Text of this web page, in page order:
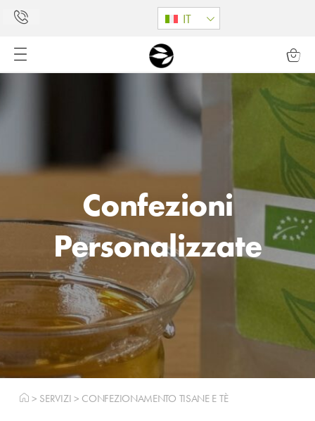
IT
Confezioni
Personalizzate
> SERVIZI > CONFEZIONAMENTO TISANE E TÈ